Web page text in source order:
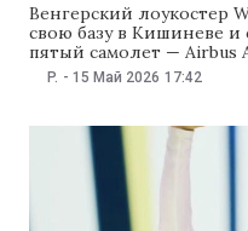
Венгерский лоукостер
свою базу в Кишиневе и
пятый самолет — Airbus
увеличить частоту
NM коммерческий
P. - 15 Май 2026 17:42